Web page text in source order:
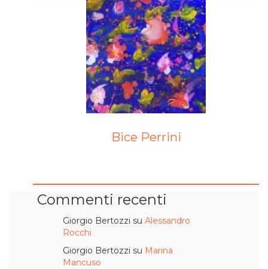
Bice Perrini
Commenti recenti
Giorgio Bertozzi su Alessandro
Rocchi
Giorgio Bertozzi su Marina
Mancuso